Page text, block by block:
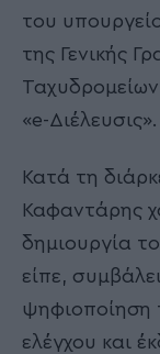
του
της Γενικής
«e-Διέλευσις».
Κατά τη
Καφαντάρης
δημιουργία
είπε,
ψηφιοποίηση
ελέγχου και